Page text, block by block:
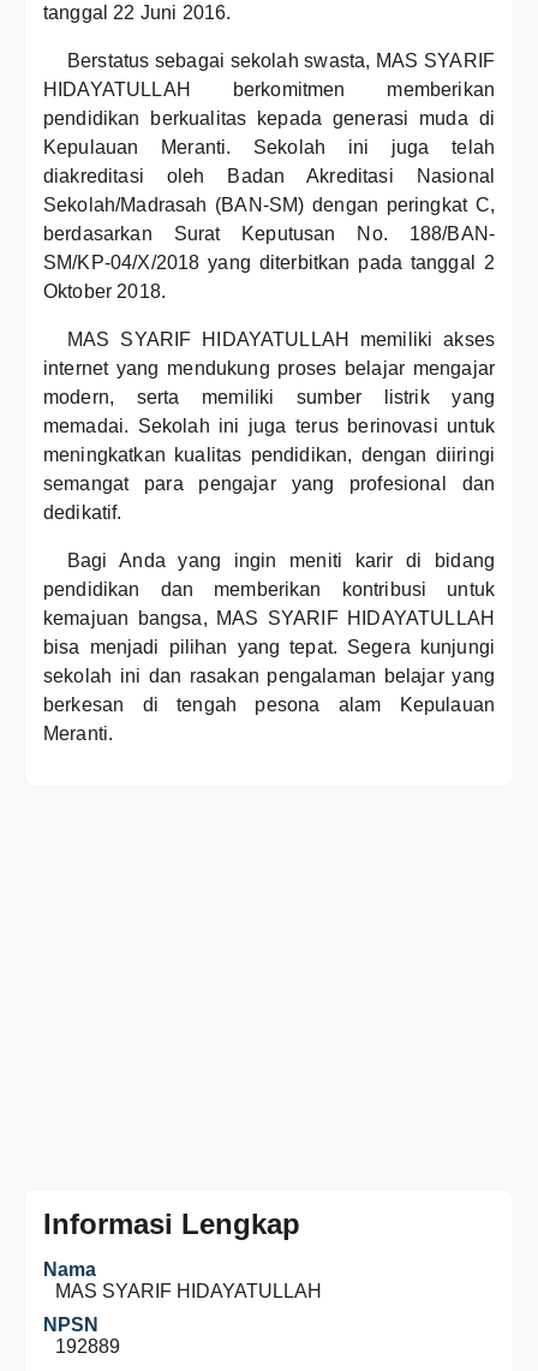
tanggal 22 Juni 2016.
Berstatus sebagai sekolah swasta, MAS SYARIF
HIDAYATULLAH berkomitmen memberikan
pendidikan berkualitas kepada generasi muda di
Kepulauan Meranti. Sekolah ini juga telah
diakreditasi oleh Badan Akreditasi Nasional
Sekolah/Madrasah (BAN-SM) dengan peringkat C,
berdasarkan Surat Keputusan No. 188/BAN-
SM/KP-04/X/2018 yang diterbitkan pada tanggal 2
Oktober 2018.
MAS SYARIF HIDAYATULLAH memiliki akses
internet yang mendukung proses belajar mengajar
modern, serta memiliki sumber listrik yang
memadai. Sekolah ini juga terus berinovasi untuk
meningkatkan kualitas pendidikan, dengan diiringi
semangat para pengajar yang profesional dan
dedikatif.
Bagi Anda yang ingin meniti karir di bidang
pendidikan dan memberikan kontribusi untuk
kemajuan bangsa, MAS SYARIF HIDAYATULLAH
bisa menjadi pilihan yang tepat. Segera kunjungi
sekolah ini dan rasakan pengalaman belajar yang
berkesan di tengah pesona alam Kepulauan
Meranti.
Informasi Lengkap
Nama
MAS SYARIF HIDAYATULLAH
NPSN
192889